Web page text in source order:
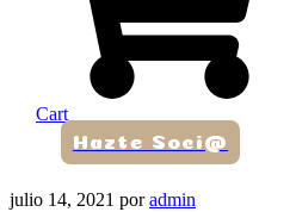
Cart
Hazte Soci@
julio 14, 2021 poradmin